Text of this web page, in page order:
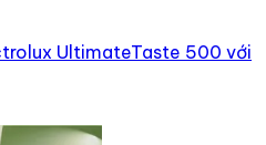
UltimateTaste 500 với